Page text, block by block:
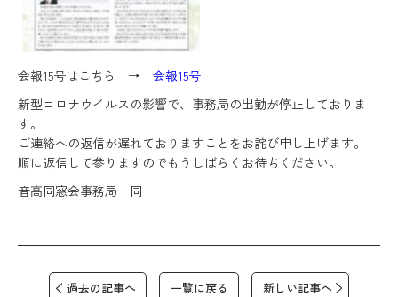
会報15号はこちら → 会報15号
新型コロナウイルスの影響で、事務局の出勤が停止しておりま
す。
ご連絡への返信が遅れておりますことをお詫び申し上げます。
順に返信して参りますのでもうしばらくお待ちください。
音高同窓会事務局一同
過去の記事へ 一覧に戻る 新しい記事へ